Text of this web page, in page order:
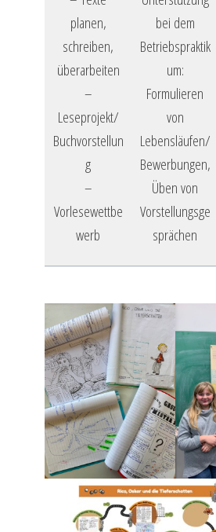
planen,
schreiben,
überarbeiten
–
Leseprojekt/
Buchvorstellun
g
–
Vorlesewettbe
werb
bei dem
Betriebspraktik
um:
Formulieren
von
Lebensläufen/
Bewerbungen,
Üben von
Vorstellungsge
sprächen